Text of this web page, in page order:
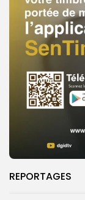
REPORTAGES